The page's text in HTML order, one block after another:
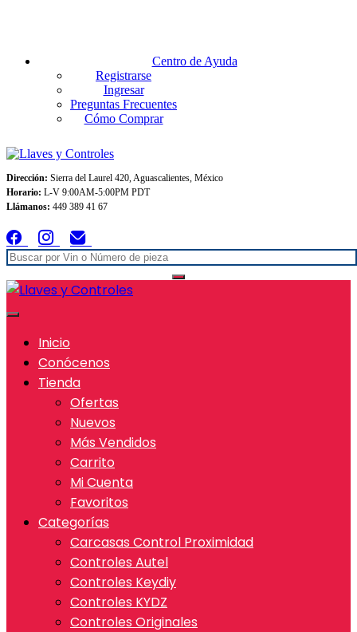
Centro de Ayuda
Registrarse
Ingresar
Preguntas Frecuentes
Cómo Comprar
Dirección: Sierra del Laurel 420, Aguascalientes, México
Horario: L-V 9:00AM-5:00PM PDT
Llámanos: 449 389 41 67
Inicio
Conócenos
Tienda
Ofertas
Nuevos
Más Vendidos
Carrito
Mi Cuenta
Favoritos
Categorías
Carcasas Control Proximidad
Controles Autel
Controles Keydiy
Controles KYDZ
Controles Originales